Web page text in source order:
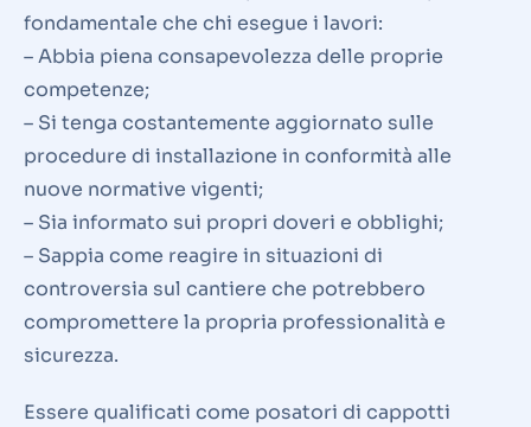
fondamentale che chi esegue i lavori:
– Abbia piena consapevolezza delle proprie
competenze;
– Si tenga costantemente aggiornato sulle
procedure di installazione in conformità alle
nuove normative vigenti;
– Sia informato sui propri doveri e obblighi;
– Sappia come reagire in situazioni di
controversia sul cantiere che potrebbero
compromettere la propria professionalità e
sicurezza.
Essere qualificati come posatori di cappotti